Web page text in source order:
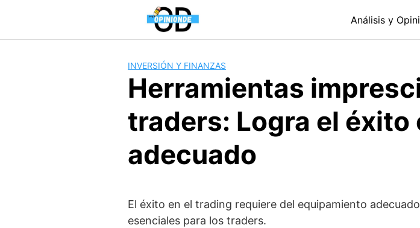
Análisis y
INVERSIÓN Y FINANZAS
Herramientas
traders: Logra el
adecuado
El éxito en el trading requiere del equipamiento
esenciales para los traders.